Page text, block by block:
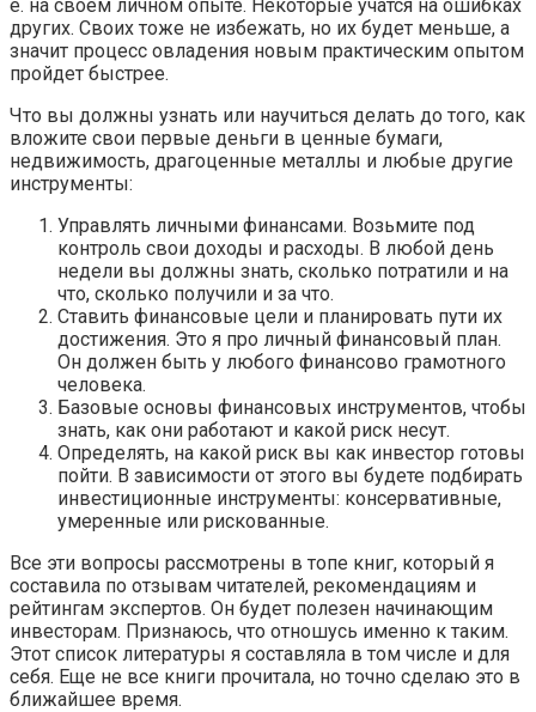
е. на своем личном опыте. Некоторые учатся на ошибках
других. Своих тоже не избежать, но их будет меньше, а
значит процесс овладения новым практическим опытом
пройдет быстрее.
Что вы должны узнать или научиться делать до того, как
вложите свои первые деньги в ценные бумаги,
недвижимость, драгоценные металлы и любые другие
инструменты:
Управлять личными финансами. Возьмите под
контроль свои доходы и расходы. В любой день
недели вы должны знать, сколько потратили и на
что, сколько получили и за что.
Ставить финансовые цели и планировать пути их
достижения. Это я про личный финансовый план.
Он должен быть у любого финансово грамотного
человека.
Базовые основы финансовых инструментов, чтобы
знать, как они работают и какой риск несут.
Определять, на какой риск вы как инвестор готовы
пойти. В зависимости от этого вы будете подбирать
инвестиционные инструменты: консервативные,
умеренные или рискованные.
Все эти вопросы рассмотрены в топе книг, который я
составила по отзывам читателей, рекомендациям и
рейтингам экспертов. Он будет полезен начинающим
инвесторам. Признаюсь, что отношусь именно к таким.
Этот список литературы я составляла в том числе и для
себя. Еще не все книги прочитала, но точно сделаю это в
ближайшее время.